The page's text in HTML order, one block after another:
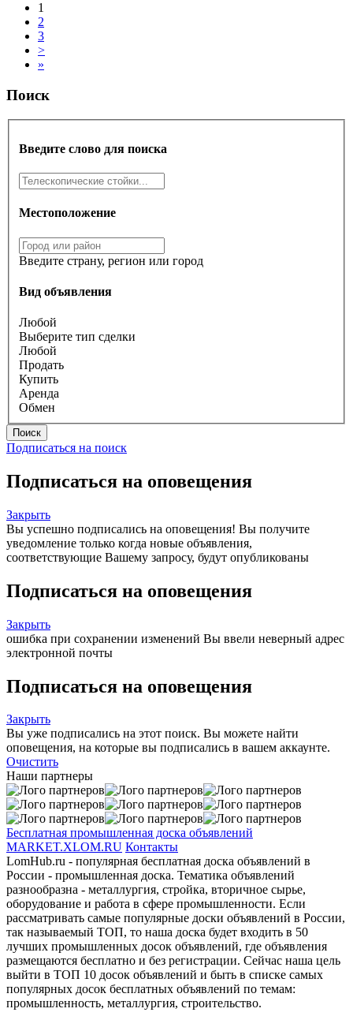
1
2
3
>
»
Поиск
Введите слово для поиска
Местоположение
Введите страну, регион или город
Вид объявления
Любой
Выберите тип сделки
Любой
Продать
Купить
Аренда
Обмен
Поиск
Подписаться на поиск
Подписаться на оповещения
Закрыть
Вы успешно подписались на оповещения! Вы получите
уведомление только когда новые объявления,
соответствующие Вашему запросу, будут опубликованы
Подписаться на оповещения
Закрыть
ошибка при сохранении изменений Вы ввели неверный адрес
электронной почты
Подписаться на оповещения
Закрыть
Вы уже подписались на этот поиск. Вы можете найти
оповещения, на которые вы подписались в вашем аккаунте.
Очистить
Наши партнеры
Бесплатная промышленная доска объявлений
MARKET.XLOM.RU Контакты
LomHub.ru - популярная бесплатная доска объявлений в
России - промышленная доска. Тематика объявлений
разнообразна - металлургия, стройка, вторичное сырье,
оборудование и работа в сфере промышленности. Если
рассматривать самые популярные доски объявлений в России,
так называемый ТОП, то наша доска будет входить в 50
лучших промышленных досок объявлений, где объявления
размещаются бесплатно и без регистрации. Сейчас наша цель
выйти в ТОП 10 досок объявлений и быть в списке самых
популярных досок бесплатных объявлений по темам:
промышленность, металлургия, строительство.